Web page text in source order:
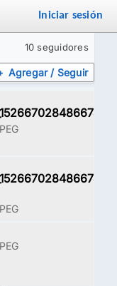
Iniciar sesión
10 seguidores
Agregar / Seguir